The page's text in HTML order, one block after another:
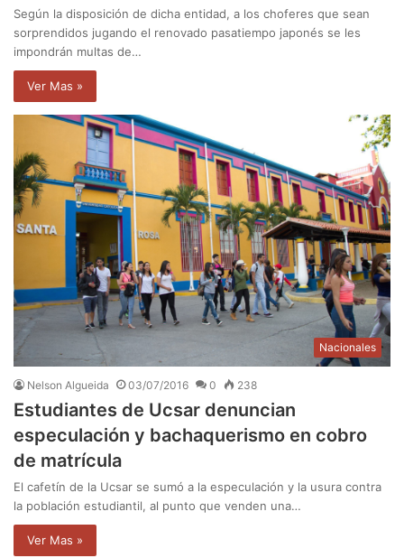
Según la disposición de dicha entidad, a los choferes que sean
sorprendidos jugando el renovado pasatiempo japonés se les
impondrán multas de…
Ver Mas »
Nacionales
Nelson Algueida 03/07/2016 0 238
Estudiantes de Ucsar denuncian
especulación y bachaquerismo en cobro
de matrícula
El cafetín de la Ucsar se sumó a la especulación y la usura contra
la población estudiantil, al punto que venden una…
Ver Mas »